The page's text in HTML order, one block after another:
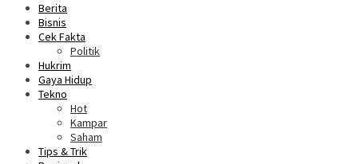
Berita
Bisnis
Cek Fakta
Politik
Hukrim
Gaya Hidup
Tekno
Hot
Kampar
Saham
Tips & Trik